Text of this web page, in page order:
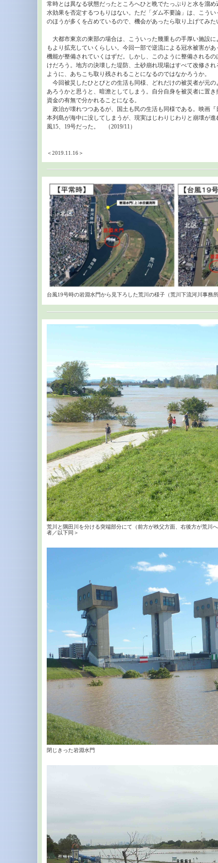
常時とは異なる状態だったところへひと晩でたっぷりと水を溜
水効果を否定するつもりはない。ただ「ダム不要論」は、こう
のほうが多くを占めているので、機会があったら取り上げてみた
大都市東京の東部の場合は、こういった幾重もの手厚い施設
もより拡充していくらしい。今回一部で逆流による冠水被害が
機能が整備されていくはずだ。しかし、このように整備される
けだろう。地方の決壊した堤防、土砂崩れ現場はすべて改修さ
ように、あちこち取り残されることになるのではなかろうか。
今回被災したひとびとの生活も同様、どれだけの被災者が元
あろうかと思うと、暗澹としてしまう。自分自身を被災者に置
資金の有無で分かれることになる。
政治が壊れつつあるが、国土も民の生活も同様である。映画『
本列島が海中に没してしまうが、現実はじわりじわりと崩壊が
風15、19号だった。 （2019/11）
＜2019.11.16＞
台風19号時の岩淵水門から見下ろした荒川の様子（荒川下流河川事務
荒川と隅田川を分ける突端部分にて（前方が秩父方面、右後方が荒川
者／以下同＞
閉じきった岩淵水門